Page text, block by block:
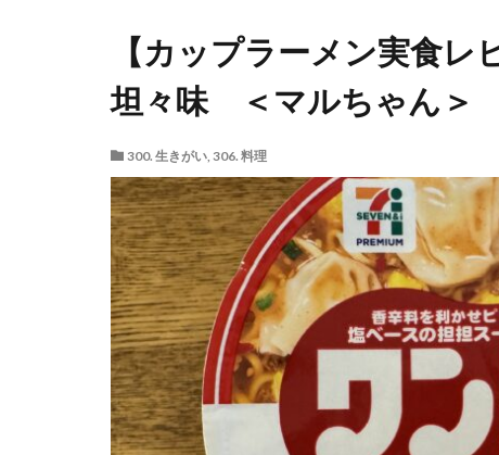
【カップラーメン実食
坦々味 ＜マルちゃん＞
300. 生きがい, 306. 料理